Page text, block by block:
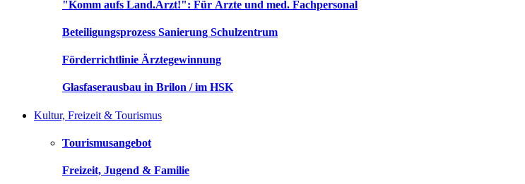
"Komm aufs Land.Arzt!": Für Ärzte und med. Fachpersonal
Beteiligungsprozess Sanierung Schulzentrum
Förderrichtlinie Ärztegewinnung
Glasfaserausbau in Brilon / im HSK
Kultur, Freizeit & Tourismus
Tourismusangebot
Freizeit, Jugend & Familie